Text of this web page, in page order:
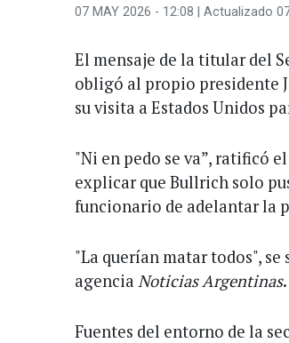
07 MAY 2026 - 12:08 | Actualizado
El mensaje de la titular del
obligó al propio presidente
su visita a Estados Unidos
"Ni en pedo se va”, ratificó
explicar que Bullrich solo
funcionario de adelantar la
"La querían matar todos",
agencia Noticias Argentinas.
Fuentes del entorno de la